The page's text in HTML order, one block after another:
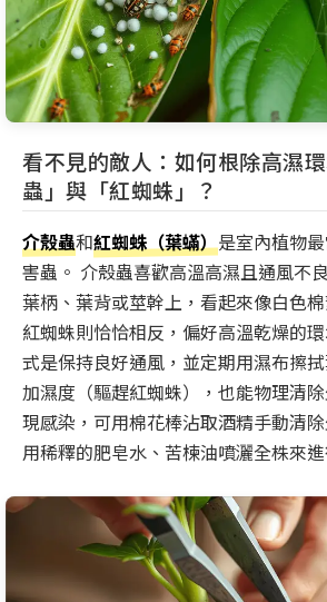
看不見的敵人：如何根除高濕
蟲」與「紅蜘蛛」？
介殼蟲和紅蜘蛛（葉蟎）是室內植物
害蟲。 介殼蟲喜歡高溫高濕且通風不
葉柄、葉背或莖幹上，看起來像白色
紅蜘蛛則恰恰相反，偏好高溫乾燥的
式是保持良好通風，並定期用濕布擦
加濕度（驅趕紅蜘蛛），也能物理清
現感染，可用棉花棒沾取酒精手動清
用稀釋的肥皂水、苦楝油噴灑全株來進